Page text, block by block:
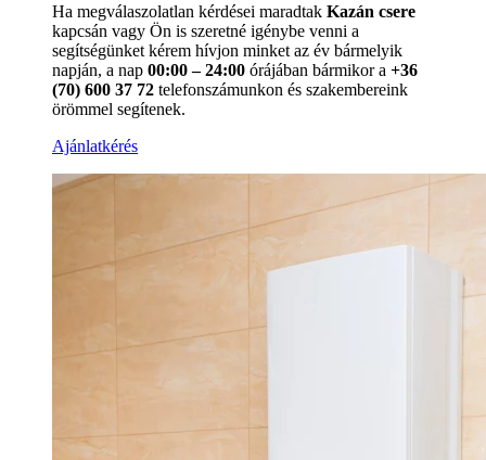
Ha megválaszolatlan kérdései maradtak Kazán csere
kapcsán vagy Ön is szeretné igénybe venni a
segítségünket kérem hívjon minket az év bármelyik
napján, a nap 00:00 – 24:00 órájában bármikor a +36
(70) 600 37 72 telefonszámunkon és szakembereink
örömmel segítenek.
Ajánlatkérés